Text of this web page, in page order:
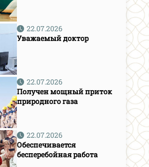
22.07.2026
Уважаемый доктор
22.07.2026
Получен мощный приток
природного газа
22.07.2026
Обеспечивается
бесперебойная работа